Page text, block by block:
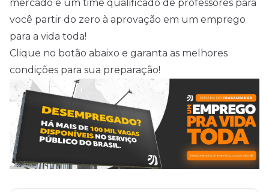
mercado e um time qualificado de professores para
você partir do zero à aprovação em um emprego
para a vida toda!
Clique no botão abaixo e garanta as melhores
condições para sua preparação!